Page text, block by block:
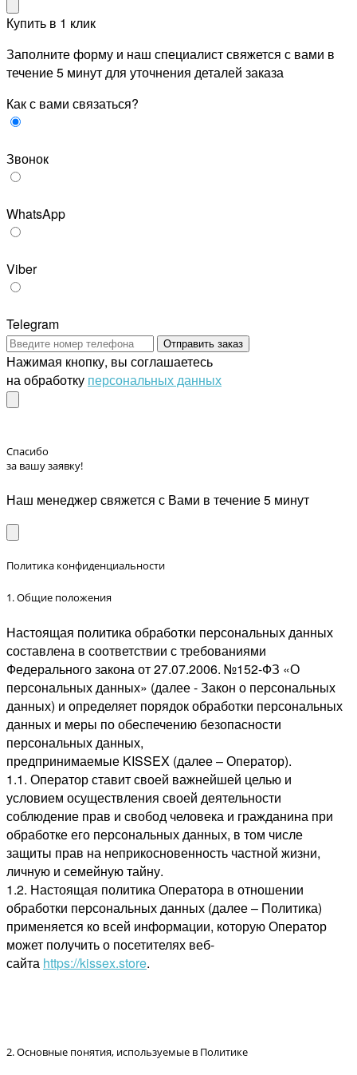
Купить в 1 клик
Заполните форму и наш специалист свяжется с вами в
течение 5 минут для уточнения деталей заказа
Как с вами связаться?
Звонок
WhatsApp
Viber
Telegram
Отправить заказ
Нажимая кнопку, вы соглашаетесь
на обработку персональных данных
Спасибо
за вашу заявку!
Наш менеджер свяжется с Вами в течение 5 минут
Политика конфиденциальности
1. Общие положения
Настоящая политика обработки персональных данных
составлена в соответствии с требованиями
Федерального закона от 27.07.2006. №152-ФЗ «О
персональных данных» (далее - Закон о персональных
данных) и определяет порядок обработки персональных
данных и меры по обеспечению безопасности
персональных данных,
предпринимаемые KISSEX (далее – Оператор).
1.1. Оператор ставит своей важнейшей целью и
условием осуществления своей деятельности
соблюдение прав и свобод человека и гражданина при
обработке его персональных данных, в том числе
защиты прав на неприкосновенность частной жизни,
личную и семейную тайну.
1.2. Настоящая политика Оператора в отношении
обработки персональных данных (далее – Политика)
применяется ко всей информации, которую Оператор
может получить о посетителях веб-
сайта https://kissex.store.
2. Основные понятия, используемые в Политике